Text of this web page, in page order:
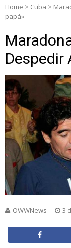
Home > Cuba >
papá»
Despedir
OWWNews 3